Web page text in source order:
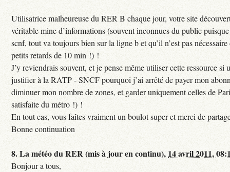
Utilisatrice malheureuse du RER B chaque jour, votre site
véritable mine d’informations (souvent inconnues du public
scnf, tout va toujours bien sur la ligne b et qu’il n’est pas
petits retards de 10 min !) !
J’y reviendrais souvent, et je pense même utiliser cette ressource si
justifier à la RATP - SNCF pourquoi j’ai arrêté de payer mon
diminuer mon nombre de zones, et garder uniquement celles de
satisfaite du métro !) !
En tout cas, vous faîtes vraiment un boulot super et merci de
Bonne continuation
8.La météo du RER (mis à jour en continu), 14 avril 2011,
Bonjour a tous,